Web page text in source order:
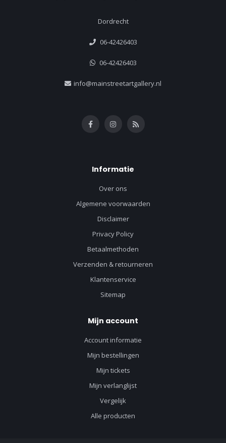
Dordrecht
06-42426403
06-42426403
info@mainstreetartgallery.nl
Informatie
Over ons
Algemene voorwaarden
Disclaimer
Privacy Policy
Betaalmethoden
Verzenden & retourneren
Klantenservice
Sitemap
Mijn account
Account informatie
Mijn bestellingen
Mijn tickets
Mijn verlanglijst
Vergelijk
Alle producten